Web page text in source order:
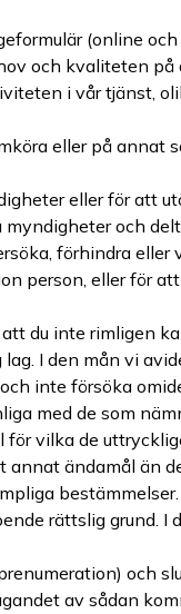
(online
och kvaliteten på
i vår tjänst,
eller på annat
eller för att
och
förhindra
person, eller för
du inte rimligen
I den mån vi
inte försöka
med de som
vilka de
ändamål än
rättslig grund. I
och
av sådan